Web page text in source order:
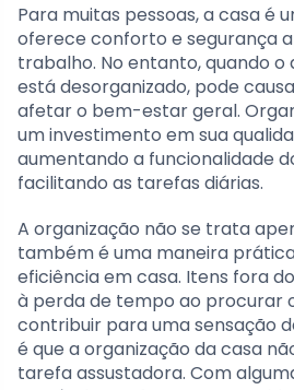
Para muitas pessoas, a casa é
oferece conforto e segurança
trabalho. No entanto, quando
está desorganizado, pode
afetar o bem-estar geral.
um investimento em sua
aumentando a funcionalidade
facilitando as tarefas diárias.
A organização não se trata
também é uma maneira
eficiência em casa. Itens fora
à perda de tempo ao procurar
contribuir para uma sensação
é que a organização da casa
tarefa assustadora. Com